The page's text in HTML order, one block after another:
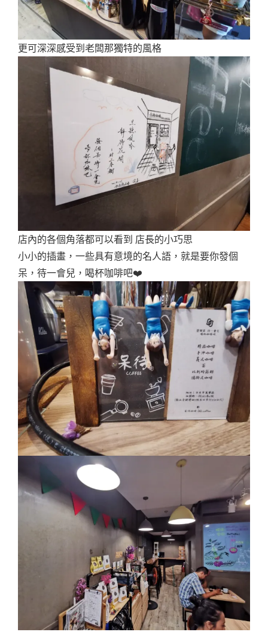
更可深深感受到老闆那獨特的風格
店內的各個角落都可以看到 店長的小巧思
小小的插畫，一些具有意境的名人語，就是要你發個
呆，待一會兒，喝杯咖啡吧❤️